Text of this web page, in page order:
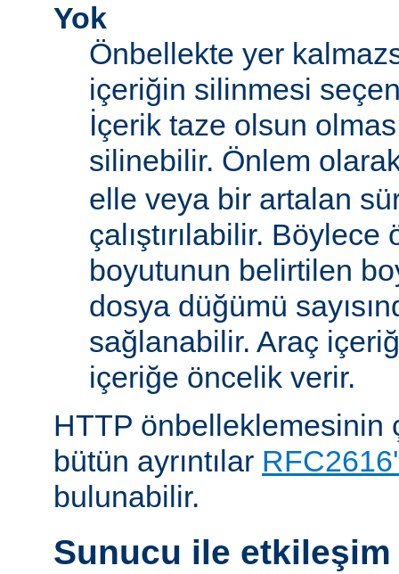
Yok
Önbellekte yer
içeriğin silinmesi
İçerik taze olsun
silinebilir. Önlem
elle veya bir artalan
çalıştırılabilir.
boyutunun belirtilen
dosya düğümü
sağlanabilir. Araç
içeriğe öncelik verir.
HTTP önbelleklemesinin
bütün ayrıntılar
bulunabilir.
Sunucu ile etkileşim